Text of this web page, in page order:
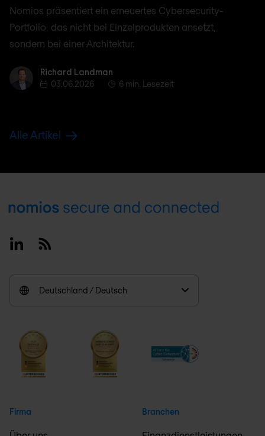
Nomios präsentiert ein erneuertes Cybersecurity-
Portfolio, das nicht bei Einzelprodukten ansetzt,
sondern bei einer Architektur.
Richard Landman
Richard Landman
03.06.2026
6 min. Lesezeit
Alle Artikel
Footer
LinkedinRSS
Deutschland / Deutsch
Firma Branchen